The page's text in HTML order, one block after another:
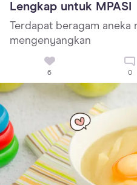
Lengkap untuk MPASI
Terdapat beragam aneka
mengenyangkan
6 0